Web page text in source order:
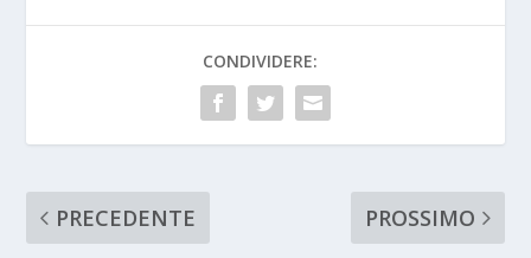
CONDIVIDERE:
PRECEDENTE
PROSSIMO